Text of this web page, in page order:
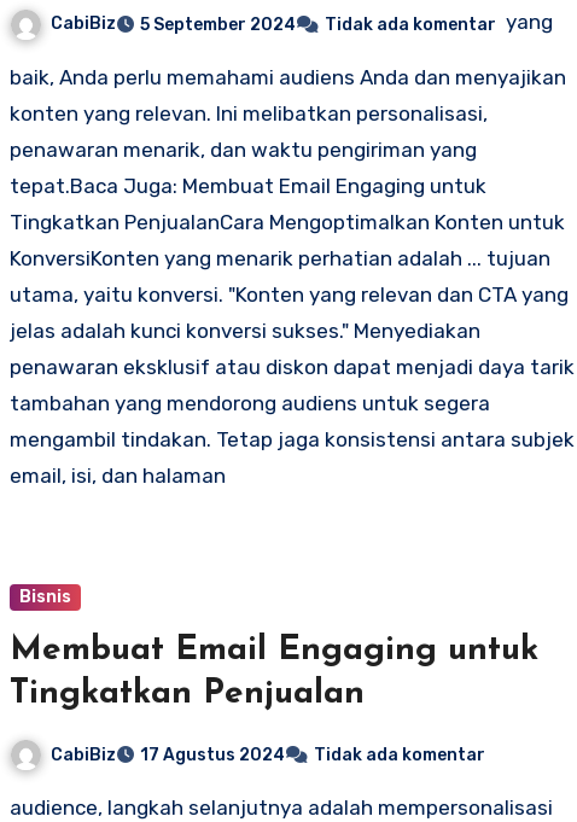
CabiBiz 5 September 2024 Tidak ada komentar yang
baik, Anda perlu memahami audiens Anda dan menyajikan
konten yang relevan. Ini melibatkan personalisasi,
penawaran menarik, dan waktu pengiriman yang
tepat.Baca Juga: Membuat Email Engaging untuk
Tingkatkan PenjualanCara Mengoptimalkan Konten untuk
KonversiKonten yang menarik perhatian adalah ... tujuan
utama, yaitu konversi. "Konten yang relevan dan CTA yang
jelas adalah kunci konversi sukses." Menyediakan
penawaran eksklusif atau diskon dapat menjadi daya tarik
tambahan yang mendorong audiens untuk segera
mengambil tindakan. Tetap jaga konsistensi antara subjek
email, isi, dan halaman
Bisnis
Membuat Email Engaging untuk
Tingkatkan Penjualan
CabiBiz 17 Agustus 2024 Tidak ada komentar
audience, langkah selanjutnya adalah mempersonalisasi